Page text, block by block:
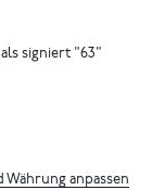
signiert "63"
Währung anpassen